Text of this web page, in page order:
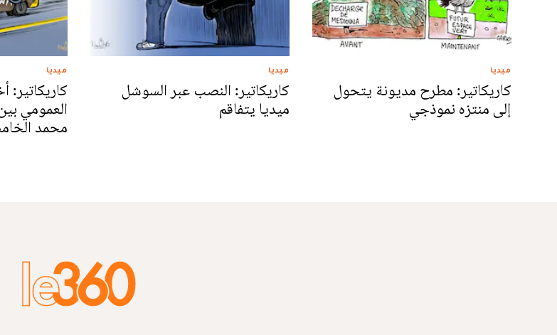
ميديا
كاريكاتير: مطرح مديونة يتحول
إلى منتزه نموذجي
ميديا
كاريكاتير: النصب عبر السوشل
ميديا يتفاقم
ميديا
كاريكاتير:
العمومي
محمد